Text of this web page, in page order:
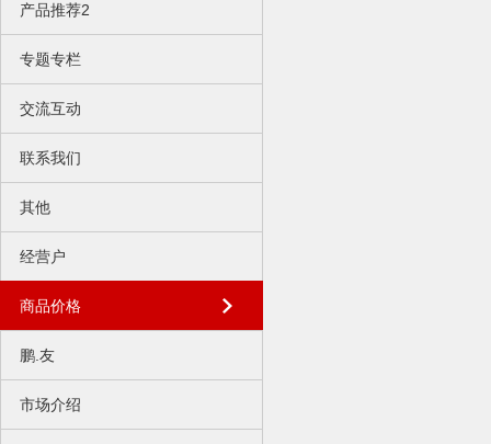
产品推荐2
专题专栏
交流互动
联系我们
其他
经营户
商品价格
鹏.友
市场介绍